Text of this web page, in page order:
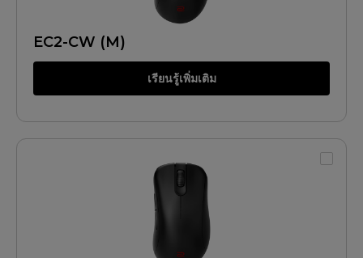
EC2-CW (M)
เรียนรู้เพิ่มเติม